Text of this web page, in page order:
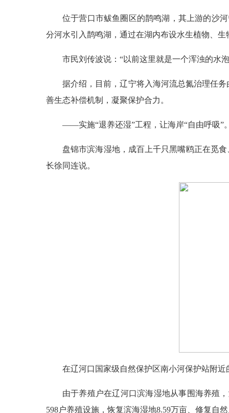
位于营口市鲅鱼圈区的鹊鸣湖，其上游的沙
分河水引入鹊鸣湖，通过在湖内布设水生植物、
市民刘传波说：“以前这里就是一个浑浊的水
据介绍，目前，辽宁将入海河流总氮治理任
善生态补偿机制，凝聚保护合力。
——实施“退养还湿”工程，让海岸“自由呼吸”
盘锦市滨海湿地，成百上千只黑嘴鸥正在觅
长徐同连说。
在辽河口国家级自然保护区南小河保护站附
由于养殖户在辽河口滨海湿地从事围海养殖
598户养殖设施，恢复滨海湿地8.59万亩、修复自